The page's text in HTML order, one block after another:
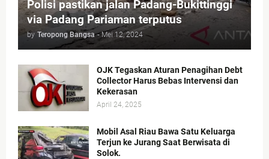
Polisi pastikan jalan Padang-Bukittinggi
via Padang Pariaman terputus
by Teropong Bangsa - Mei 12, 2024
OJK Tegaskan Aturan Penagihan Debt
Collector Harus Bebas Intervensi dan
Kekerasan
April 24, 2025
Mobil Asal Riau Bawa Satu Keluarga
Terjun ke Jurang Saat Berwisata di
Solok.